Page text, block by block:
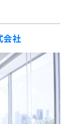
会社